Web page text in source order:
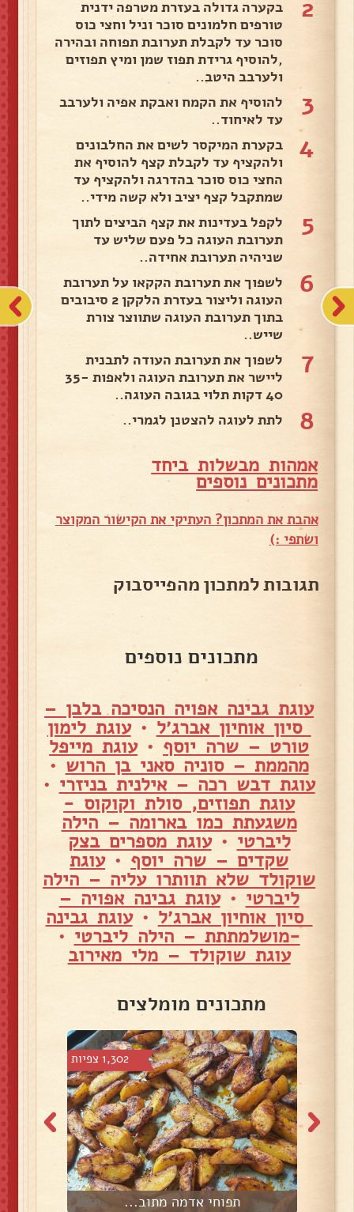
2
בקערה גדולה בעזרת מטרפה ידנית
טורפים חלמונים סוכר וניל וחצי כוס
סוכר עד לקבלת תערובת תפוחה ובהירה
,להוסיף גרידת תפוז שמן ומיץ תפוזים
ולערבב היטב..
3
להוסיף את הקמח ואבקת אפיה ולערבב
עד לאיחוד..
4
בקערת המיקסר לשים את החלבונים
ולהקציף עד לקבלת קצף להוסיף את
החצי כוס סוכר בהדרגה ולהקציף עד
שמתקבל קצף יציב ולא קשה מידי..
5
לקפל בעדינות את קצף הביצים לתוך
תערובת העוגה כל פעם שליש עד
שניהיה תערובת אחידה..
6
לשפוך את תערובת הקקאו על תערובת
העוגה וליצור בעזרת הלקקן 2 סיבובים
בתוך תערובת העוגה שתווצר צורת
שייש..
7
לשפוך את תערובת העודה לתבנית
ליישר את תערובת העוגה ולאפות 35-
40 דקות תלוי בגובה העוגה..
8 לתת לעוגה להצטנן לגמרי..
אמהות מבשלות ביחד
מתכונים נוספים
אהבת את המתכון? העתיקי את הקישור המקוצר
ושתפי :)
תגובות למתכון מהפייסבוק
מתכונים נוספים
עוגת גבינה אפויה הנסיכה בלבן –
סיון אוחיון אברג׳ל •עוגת לימון
טורט – שרה יוסף •עוגת מייפל
מהממת – סוניה סאני בן הרוש •
עוגת דבש רכה – אילנית בניזרי •
עוגת תפוזים, סולת וקוקוס -
משגעתת כמו בארומה – הילה
ליברטי •עוגת מספרים בצק
שקדים – שרה יוסף •עוגת
שוקולד שלא תוותרו עליה – הילה
ליברטי •עוגת גבינה אפויה –
סיון אוחיון אברג׳ל •עוגת גבינה
-מושלמתתת – הילה ליברטי •
עוגת שוקולד – מלי מאירוב
מתכונים מומלצים
1,302 צפיות
תפוחי אדמה מתוב...